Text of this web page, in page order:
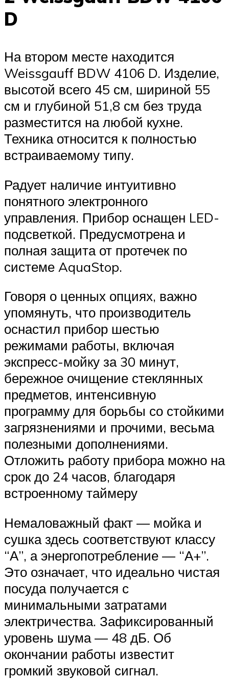
D
На втором месте находится
Weissgauff BDW 4106 D. Изделие,
высотой всего 45 см, шириной 55
см и глубиной 51,8 см без труда
разместится на любой кухне.
Техника относится к полностью
встраиваемому типу.
Радует наличие интуитивно
понятного электронного
управления. Прибор оснащен LED-
подсветкой. Предусмотрена и
полная защита от протечек по
системе AquaStop.
Говоря о ценных опциях, важно
упомянуть, что производитель
оснастил прибор шестью
режимами работы, включая
экспресс-мойку за 30 минут,
бережное очищение стеклянных
предметов, интенсивную
программу для борьбы со стойкими
загрязнениями и прочими, весьма
полезными дополнениями.
Отложить работу прибора можно на
срок до 24 часов, благодаря
встроенному таймеру
Немаловажный факт — мойка и
сушка здесь соответствуют классу
“А”, а энергопотребление — “А+”.
Это означает, что идеально чистая
посуда получается с
минимальными затратами
электричества. Зафиксированный
уровень шума — 48 дБ. Об
окончании работы известит
громкий звуковой сигнал.